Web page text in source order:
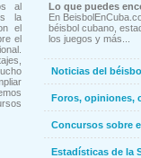
al
la
el
el
Lo que puedes
En
béisbol cubano,
los juegos y más...
Noticias del
Foros, opiniones,
Concursos sobre
Estadísticas de la